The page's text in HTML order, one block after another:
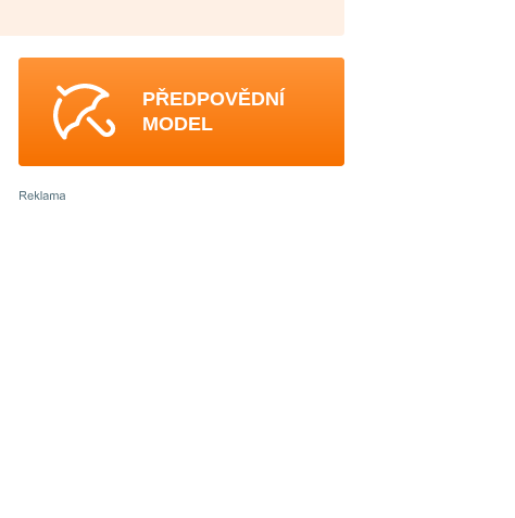
PŘEDPOVĚDNÍ
MODEL